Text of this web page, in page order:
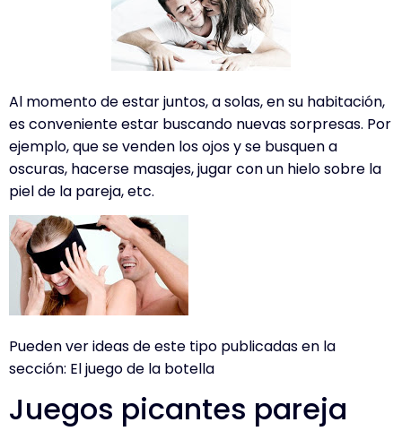
Al momento de estar juntos, a solas, en su habitación,
es conveniente estar buscando nuevas sorpresas. Por
ejemplo, que se venden los ojos y se busquen a
oscuras, hacerse masajes, jugar con un hielo sobre la
piel de la pareja, etc.
Pueden ver ideas de este tipo publicadas en la
sección: El juego de la botella
Juegos picantes pareja